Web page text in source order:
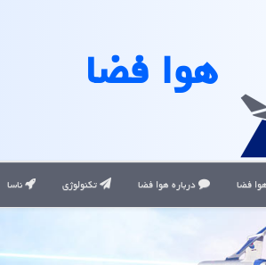
هوا فضا
فضا درباره هوا فضا تکنولوژی ناسا